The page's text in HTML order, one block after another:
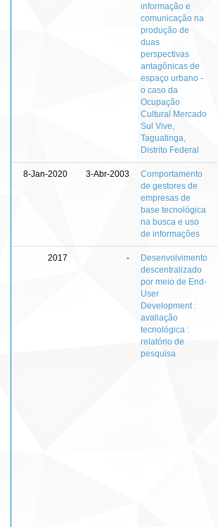
informação e
comunicação na
produção de
duas
perspectivas
antagônicas de
espaço urbano -
o caso da
Ocupação
Cultural Mercado
Sul Vive,
Taguatinga,
Distrito Federal
8-Jan-2020 3-Abr-2003
Comportamento
de gestores de
empresas de
base tecnológica
na busca e uso
de informações
2017 -
Desenvolvimento
descentralizado
por meio de End-
User
Development :
avaliação
tecnológica :
relatório de
pesquisa